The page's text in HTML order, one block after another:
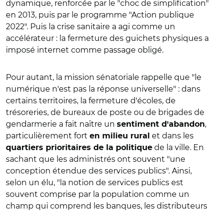
dynamique, renforcée par le "choc de simplification"
en 2013, puis par le programme "Action publique
2022". Puis la crise sanitaire a agi comme un
accélérateur : la fermeture des guichets physiques a
imposé internet comme passage obligé.
Pour autant, la mission sénatoriale rappelle que "le
numérique n'est pas la réponse universelle" : dans
certains territoires, la fermeture d'écoles, de
trésoreries, de bureaux de poste ou de brigades de
gendarmerie a fait naître un sentiment d'abandon,
particulièrement fort en milieu rural et dans les
quartiers prioritaires de la politique de la ville. En
sachant que les administrés ont souvent "une
conception étendue des services publics". Ainsi,
selon un élu, "la notion de services publics est
souvent comprise par la population comme un
champ qui comprend les banques, les distributeurs